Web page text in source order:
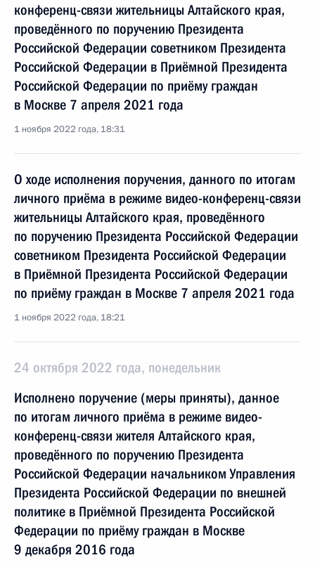
конференц-связи жительницы Алтайского края,
проведённого по поручению Президента
Российской Федерации советником Президента
Российской Федерации в Приёмной Президента
Российской Федерации по приёму граждан
в Москве 7 апреля 2021 года
1 ноября 2022 года, 18:31
О ходе исполнения поручения, данного по итогам
личного приёма в режиме видео-конференц-связи
жительницы Алтайского края, проведённого
по поручению Президента Российской Федерации
советником Президента Российской Федерации
в Приёмной Президента Российской Федерации
по приёму граждан в Москве 7 апреля 2021 года
1 ноября 2022 года, 18:21
24 октября 2022 года, понедельник
Исполнено поручение (меры приняты), данное
по итогам личного приёма в режиме видео-
конференц-связи жителя Алтайского края,
проведённого по поручению Президента
Российской Федерации начальником Управления
Президента Российской Федерации по внешней
политике в Приёмной Президента Российской
Федерации по приёму граждан в Москве
9 декабря 2016 года